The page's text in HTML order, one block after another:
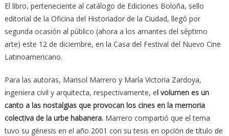
El libro, perteneciente al catálogo de Ediciones Boloña, sello
editorial de la Oficina del Historiador de la Ciudad, llegó por
segunda ocasión al público (ahora a los amantes del séptimo
arte) este 12 de diciembre, en la Casa del Festival del Nuevo Cine
Latinoamericano.
Para las autoras, Marisol Marrero y María Victoria Zardoya,
ingeniera civil y arquitecta, respectivamente, el volumen es un
canto a las nostalgias que provocan los cines en la memoria
colectiva de la urbe habanera.Marrero compartió que el tema
tuvo su génesis en el año 2001 con su tesis en opción de título de